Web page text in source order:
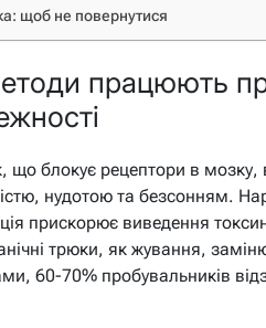
щоб не повернутися
працюють
що блокує рецептори в
нудотою та безсонням.
прискорює виведення
трюки, як жування,
60-70% пробувальників